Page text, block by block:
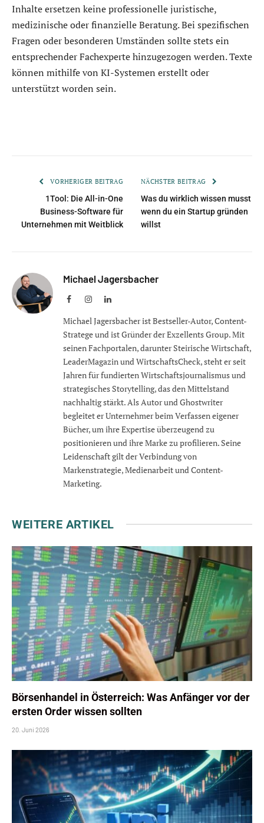
Inhalte ersetzen keine professionelle juristische,
medizinische oder finanzielle Beratung. Bei spezifischen
Fragen oder besonderen Umständen sollte stets ein
entsprechender Fachexperte hinzugezogen werden. Texte
können mithilfe von KI-Systemen erstellt oder
unterstützt worden sein.
VORHERIGER BEITRAG
1Tool: Die All-in-One
Business-Software für
Unternehmen mit Weitblick
NÄCHSTER BEITRAG
Was du wirklich wissen musst
wenn du ein Startup gründen
willst
Michael Jagersbacher
FacebookInstagramLinkedIn
Michael Jagersbacher ist Bestseller-Autor, Content-
Stratege und ist Gründer der Exzellents Group. Mit
seinen Fachportalen, darunter Steirische Wirtschaft,
LeaderMagazin und WirtschaftsCheck, steht er seit
Jahren für fundierten Wirtschaftsjournalismus und
strategisches Storytelling, das den Mittelstand
nachhaltig stärkt. Als Autor und Ghostwriter
begleitet er Unternehmer beim Verfassen eigener
Bücher, um ihre Expertise überzeugend zu
positionieren und ihre Marke zu profilieren. Seine
Leidenschaft gilt der Verbindung von
Markenstrategie, Medienarbeit und Content-
Marketing.
WEITERE ARTIKEL
Börsenhandel in Österreich: Was Anfänger vor der
ersten Order wissen sollten
20. Juni 2026